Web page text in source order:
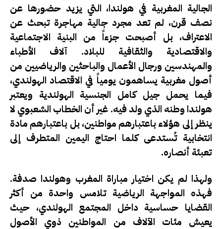
الجالية المغربية في هولندا، التي يزيد حضورها عن
نصف قرن، لم تعد مجرد جالية مهاجرة تبحث عن
الاعتراف، بل أصبحت جزءاً من البنية الاجتماعية
والاقتصادية والثقافية للبلاد. آلاف الأطباء
والمهندسين ورجال الأعمال والباحثين والرياضيين من
أصول مغربية يساهمون يومياً في الاقتصاد الهولندي،
فيما يحمل جيل كامل الجنسية الهولندية ويعتبر
هولندا وطنه الذي ولد فيه. غير أن الخطاب الشعبوي لا
ينظر إلى هؤلاء باعتبارهم مواطنين، بل باعتبارهم مادة
انتخابية تُستدعى كلما احتاج اليمين المتطرف إلى
تعبئة أنصاره.
ولهذا لم يكن اختيار مباراة المغرب وهولندا صدفة.
فهذه المواجهة الرياضية تلامس واحدة من أكثر
القضايا حساسية داخل المجتمع الهولندي، حيث
يعيش مئات الآلاف من المواطنين ذوي الأصول